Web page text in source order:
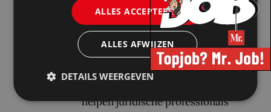
wereldwijd werken met onze
spraak-naar-tekst oplossingen
die verkocht worden onder het
spraakoplossingen van Philips
helpen juridische professionals
ALLES ACCEPTEREN
ALLES AFWIJZEN
DETAILS WEERGEVEN